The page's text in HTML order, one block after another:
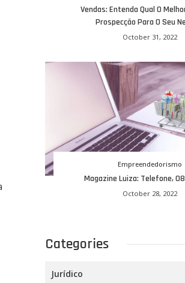
Vendas: Entenda Qual O
Prospecção Para O Seu
October 31, 2022
Empreendedorismo
Magazine Luiza: Telefone,
October 28, 2022
Categories
Jurídico